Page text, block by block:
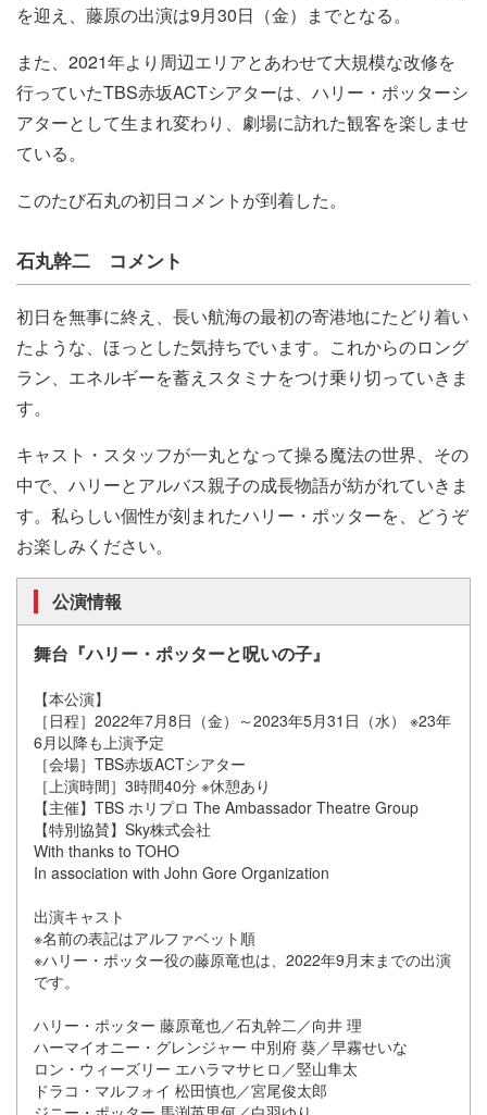
を迎え、藤原の出演は9月30日（金）までとなる。
また、2021年より周辺エリアとあわせて大規模な改修を
行っていたTBS赤坂ACTシアターは、ハリー・ポッターシ
アターとして生まれ変わり、劇場に訪れた観客を楽しませ
ている。
このたび石丸の初日コメントが到着した。
石丸幹二 コメント
初日を無事に終え、長い航海の最初の寄港地にたどり着い
たような、ほっとした気持ちでいます。これからのロング
ラン、エネルギーを蓄えスタミナをつけ乗り切っていきま
す。
キャスト・スタッフが一丸となって操る魔法の世界、その
中で、ハリーとアルバス親子の成長物語が紡がれていきま
す。私らしい個性が刻まれたハリー・ポッターを、どうぞ
お楽しみください。
公演情報
舞台『ハリー・ポッターと呪いの子』
【本公演】
［日程］2022年7月8日（金）～2023年5月31日（水） ※23年
6月以降も上演予定
［会場］TBS赤坂ACTシアター
［上演時間］3時間40分 ※休憩あり
【主催】TBS ホリプロ The Ambassador Theatre Group
【特別協賛】Sky株式会社
With thanks to TOHO
In association with John Gore Organization
出演キャスト
※名前の表記はアルファベット順
※ハリー・ポッター役の藤原竜也は、2022年9月末までの出演
です。
ハリー・ポッター 藤原竜也／石丸幹二／向井 理
ハーマイオニー・グレンジャー 中別府 葵／早霧せいな
ロン・ウィーズリー エハラマサヒロ／竪山隼太
ドラコ・マルフォイ 松田慎也／宮尾俊太郎